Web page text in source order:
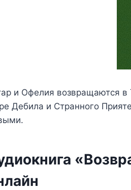
и Офелия возвращаются
Дебила и Странного